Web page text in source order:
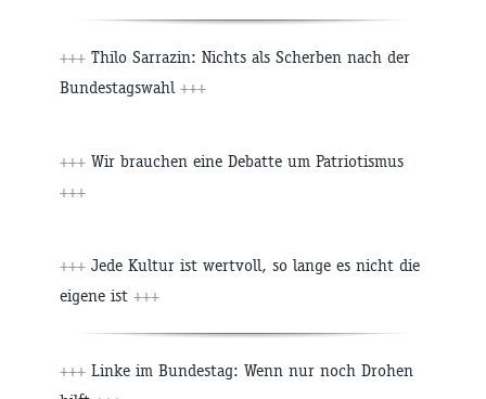
+++ Thilo Sarrazin: Nichts als Scherben nach der
Bundestagswahl +++
+++ Wir brauchen eine Debatte um Patriotismus
+++
+++ Jede Kultur ist wertvoll, so lange es nicht die
eigene ist +++
+++ Linke im Bundestag: Wenn nur noch Drohen